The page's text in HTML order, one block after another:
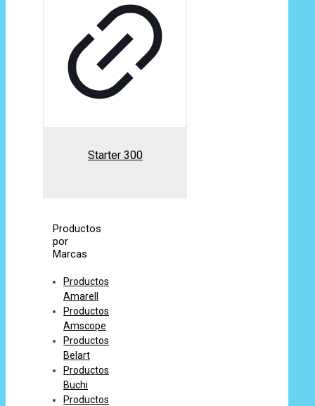
Starter 300
Productos
por
Marcas
Productos
Amarell
Productos
Amscope
Productos
Belart
Productos
Buchi
Productos